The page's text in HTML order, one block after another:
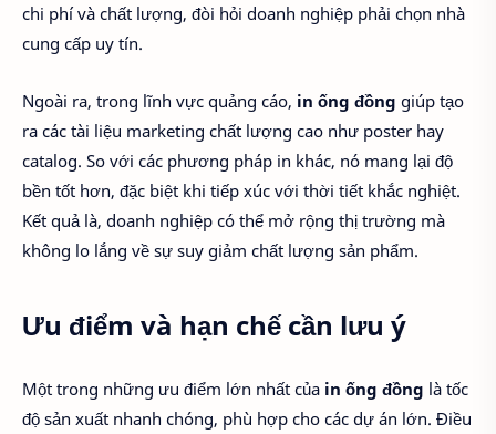
chi phí và chất lượng, đòi hỏi doanh nghiệp phải chọn nhà
cung cấp uy tín.
Ngoài ra, trong lĩnh vực quảng cáo, in ống đồng giúp tạo
ra các tài liệu marketing chất lượng cao như poster hay
catalog. So với các phương pháp in khác, nó mang lại độ
bền tốt hơn, đặc biệt khi tiếp xúc với thời tiết khắc nghiệt.
Kết quả là, doanh nghiệp có thể mở rộng thị trường mà
không lo lắng về sự suy giảm chất lượng sản phẩm.
Ưu điểm và hạn chế cần lưu ý
Một trong những ưu điểm lớn nhất của in ống đồng là tốc
độ sản xuất nhanh chóng, phù hợp cho các dự án lớn. Điều